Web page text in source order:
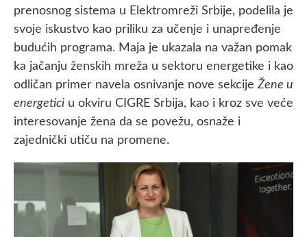
prenosnog sistema u Elektromreži Srbije, podelila je
svoje iskustvo kao priliku za učenje i unapređenje
budućih programa. Maja je ukazala na važan pomak
ka jačanju ženskih mreža u sektoru energetike i kao
odličan primer navela osnivanje nove sekcijeŽene u
energetici u okviru CIGRE Srbija, kao i kroz sve veće
interesovanje žena da se povežu, osnaže i
zajednički utiču na promene.